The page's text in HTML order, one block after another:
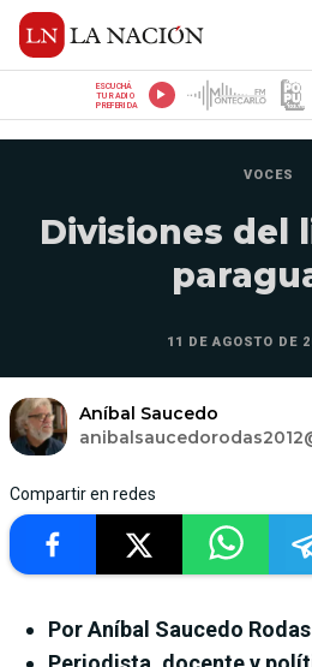
ESCUCHÁ
TU RADIO
PREFERIDA
VOCES
Divisiones del
11 DE AGOSTO DE
Aníbal Saucedo
Compartir en redes
Por Aníbal Saucedo Rodas